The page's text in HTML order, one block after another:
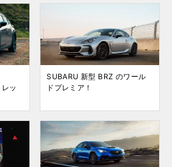
ッ
SUBARU 新型 BRZ のワール
ドプレミア！